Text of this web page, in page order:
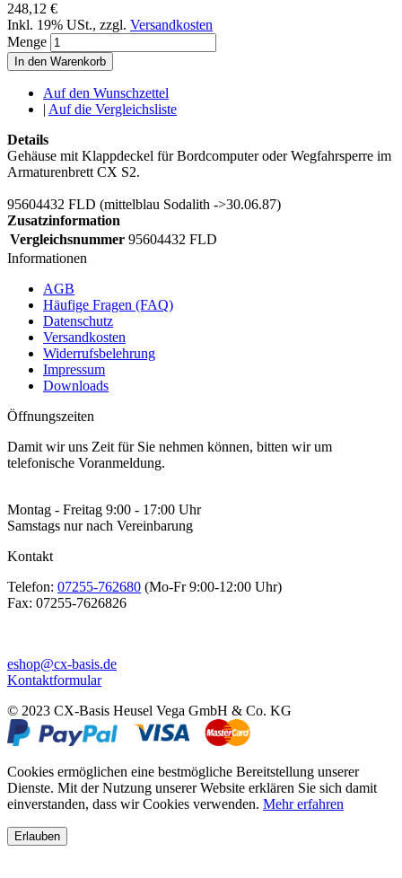
248,12 €
Inkl. 19% USt., zzgl. Versandkosten
Menge
In den Warenkorb
Auf den Wunschzettel
| Auf die Vergleichsliste
Details
Gehäuse mit Klappdeckel für Bordcomputer oder Wegfahrsperre im
Armaturenbrett CX S2.
95604432 FLD (mittelblau Sodalith ->30.06.87)
Zusatzinformation
Vergleichsnummer 95604432 FLD
Informationen
AGB
Häufige Fragen (FAQ)
Datenschutz
Versandkosten
Widerrufsbelehrung
Impressum
Downloads
Öffnungszeiten
Damit wir uns Zeit für Sie nehmen können, bitten wir um
telefonische Voranmeldung.
Montag - Freitag 9:00 - 17:00 Uhr
Samstags nur nach Vereinbarung
Kontakt
Telefon: 07255-762680 (Mo-Fr 9:00-12:00 Uhr)
Fax: 07255-7626826
eshop@cx-basis.de
Kontaktformular
© 2023 CX-Basis Heusel Vega GmbH & Co. KG
Cookies ermöglichen eine bestmögliche Bereitstellung unserer
Dienste. Mit der Nutzung unserer Website erklären Sie sich damit
einverstanden, dass wir Cookies verwenden. Mehr erfahren
Erlauben